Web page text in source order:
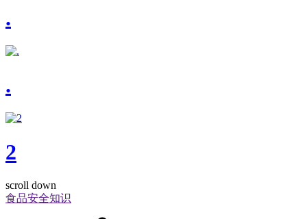
.
.
2
scroll down
食品安全知识